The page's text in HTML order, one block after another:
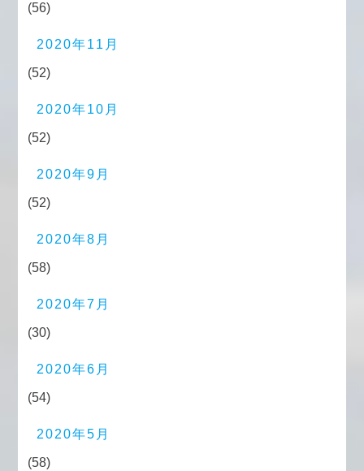
(56)
2020年11月
(52)
2020年10月
(52)
2020年9月
(52)
2020年8月
(58)
2020年7月
(30)
2020年6月
(54)
2020年5月
(58)